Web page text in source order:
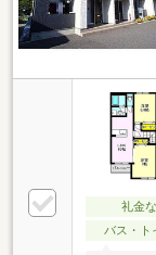
礼金
バス・ト